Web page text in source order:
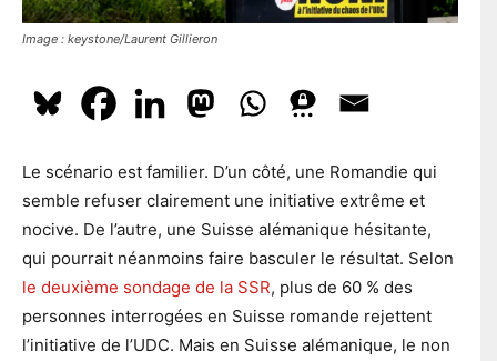
Image : keystone/Laurent Gillieron
Le scénario est familier. D’un côté, une Romandie qui
semble refuser clairement une initiative extrême et
nocive. De l’autre, une Suisse alémanique hésitante,
qui pourrait néanmoins faire basculer le résultat. Selon
le deuxième sondage de la SSR, plus de 60 % des
personnes interrogées en Suisse romande rejettent
l’initiative de l’UDC. Mais en Suisse alémanique, le non